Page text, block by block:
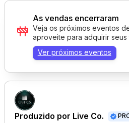
Produzido por Live Co.
As vendas encerraram
Veja os próximos eventos
aproveite para adquirir seus
Ver próximos eventos